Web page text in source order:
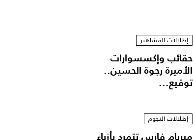
إطلالات المشاهير
حقائب وإكسسوارات
الأميرة رجوة الحسين..
توقيع...
إطلالات النجوم
ميريام فارس تتمرد بأزياء